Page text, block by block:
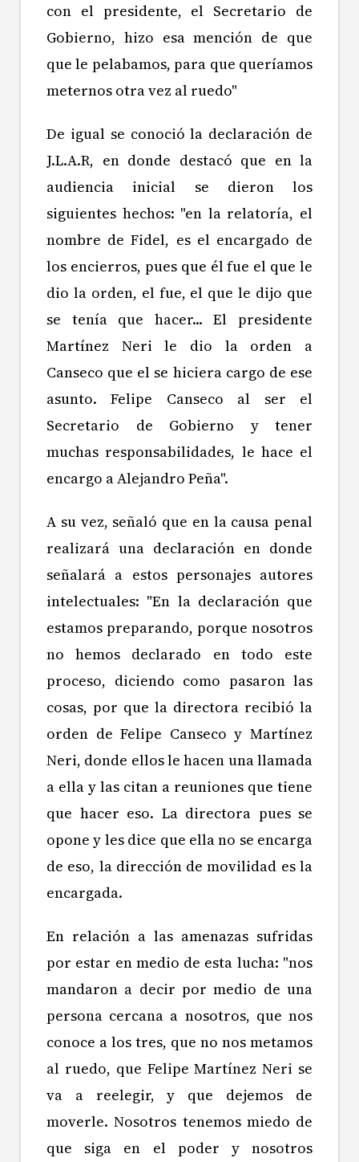
con el presidente, el Secretario de
Gobierno, hizo esa mención de que
que le pelabamos, para que queríamos
meternos otra vez al ruedo"
De igual se conoció la declaración de
J.L.A.R, en donde destacó que en la
audiencia inicial se dieron los
siguientes hechos: "en la relatoría, el
nombre de Fidel, es el encargado de
los encierros, pues que él fue el que le
dio la orden, el fue, el que le dijo que
se tenía que hacer... El presidente
Martínez Neri le dio la orden a
Canseco que el se hiciera cargo de ese
asunto. Felipe Canseco al ser el
Secretario de Gobierno y tener
muchas responsabilidades, le hace el
encargo a Alejandro Peña".
A su vez, señaló que en la causa penal
realizará una declaración en donde
señalará a estos personajes autores
intelectuales: "En la declaración que
estamos preparando, porque nosotros
no hemos declarado en todo este
proceso, diciendo como pasaron las
cosas, por que la directora recibió la
orden de Felipe Canseco y Martínez
Neri, donde ellos le hacen una llamada
a ella y las citan a reuniones que tiene
que hacer eso. La directora pues se
opone y les dice que ella no se encarga
de eso, la dirección de movilidad es la
encargada.
En relación a las amenazas sufridas
por estar en medio de esta lucha: "nos
mandaron a decir por medio de una
persona cercana a nosotros, que nos
conoce a los tres, que no nos metamos
al ruedo, que Felipe Martínez Neri se
va a reelegir, y que dejemos de
moverle. Nosotros tenemos miedo de
que siga en el poder y nosotros